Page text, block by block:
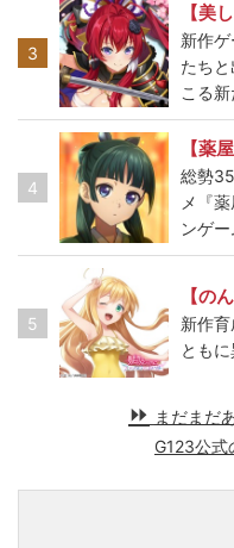
3
【美
新作ゲ
たち
こる新
4
【薬
総勢
メ『
ンゲー
5
【の
新作
とも
まだまだ
G123公式